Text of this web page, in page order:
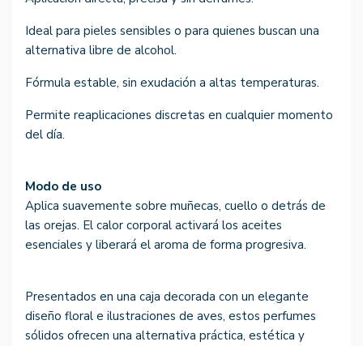
Ideal para pieles sensibles o para quienes buscan una
alternativa libre de alcohol.
Fórmula estable, sin exudación a altas temperaturas.
Permite reaplicaciones discretas en cualquier momento
del día.
Modo de uso
Aplica suavemente sobre muñecas, cuello o detrás de
las orejas. El calor corporal activará los aceites
esenciales y liberará el aroma de forma progresiva.
Presentados en una caja decorada con un elegante
diseño floral e ilustraciones de aves, estos perfumes
sólidos ofrecen una alternativa práctica, estética y